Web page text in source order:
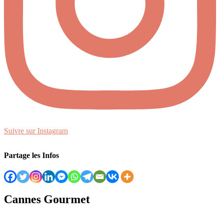
Suivre sur Instagram
Partage les Infos
Cannes Gourmet